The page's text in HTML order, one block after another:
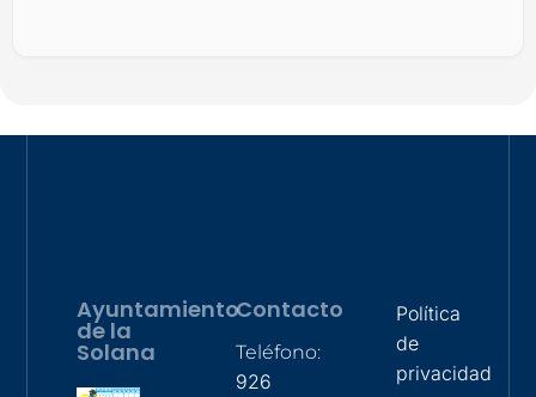
Ayuntamiento
de la
Solana
Contacto
Teléfono:
926
Política
de
privacidad